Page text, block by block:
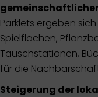
Parklets ergeben
Spielflächen,
Tauschstationen,
für die
Steigerung der